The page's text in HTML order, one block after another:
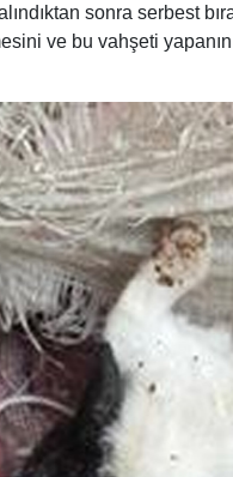
sonra serbest
ve bu vahşeti yapanın